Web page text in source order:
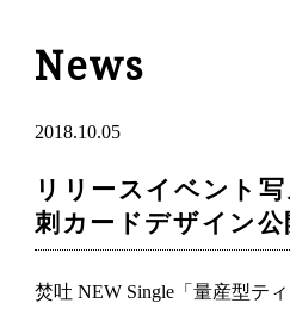
News
2018.10.05
リリースイベント
刺カードデザイン公
焚吐 NEW Single「量産型テ